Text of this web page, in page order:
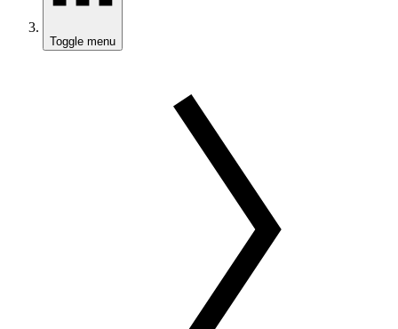
Toggle menu